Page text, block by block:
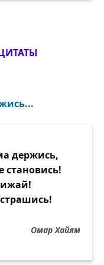
держись,
становись!
Омар Хайям